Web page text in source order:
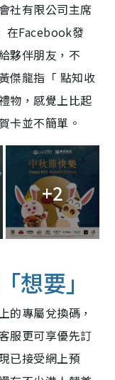
社有限公司主席
在Facebook發
夥伴朋友，不
傑龍指「 點知收
物，感覺上比起
卡並不簡單。
+2
想要」
的專屬兌換碼，
服更可享優先訂
已接受網上預